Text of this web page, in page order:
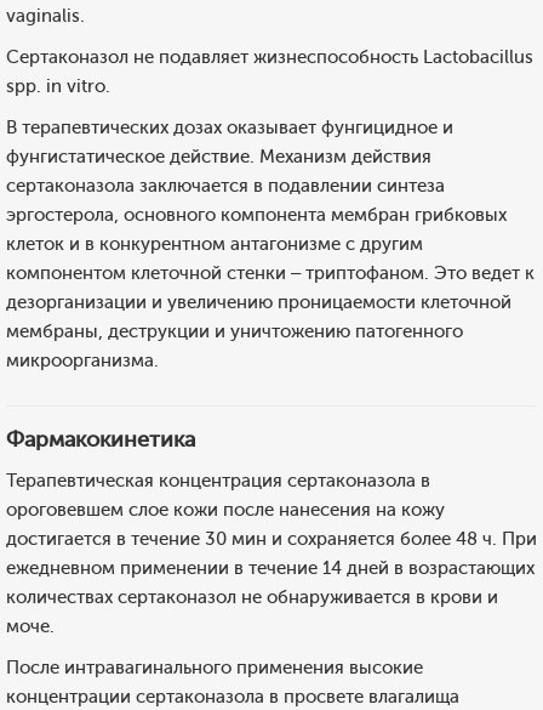
vaginalis.
Сертаконазол не подавляет жизнеспособность Lactobacillus
spp. in vitro.
В терапевтических дозах оказывает фунгицидное и
фунгистатическое действие. Механизм действия
сертаконазола заключается в подавлении синтеза
эргостерола, основного компонента мембран грибковых
клеток и в конкурентном антагонизме с другим
компонентом клеточной стенки – триптофаном. Это ведет к
дезорганизации и увеличению проницаемости клеточной
мембраны, деструкции и уничтожению патогенного
микроорганизма.
Фармакокинетика
Терапевтическая концентрация сертаконазола в
ороговевшем слое кожи после нанесения на кожу
достигается в течение 30 мин и сохраняется более 48 ч. При
ежедневном применении в течение 14 дней в возрастающих
количествах сертаконазол не обнаруживается в крови и
моче.
После интравагинального применения высокие
концентрации сертаконазола в просвете влагалища